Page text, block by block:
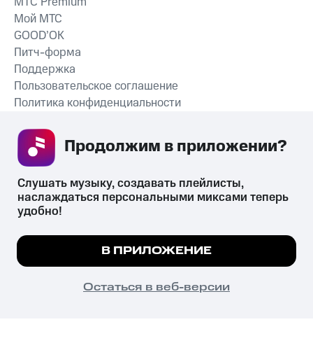
СКАЧАТЬ ПРИЛОЖЕНИЕ
Мой МТС
GOOD’OK
Питч-форма
Поддержка
Пользовательское соглашение
Политика конфиденциальности
психотропных веществ, их аналогов причиняет вред здоровью,
их незаконный оборот запрещён и влечёт установленную
законодательством ответственность.
© 2026 ООО «КИОН».
Все права защищены
Мы используем куки, чтобы на сайте все
Подробнее
ПОНЯТНО
Слушать музыку, создавать плейлисты,
наслаждаться персональными миксами теперь
удобно!
В ПРИЛОЖЕНИЕ
Остаться в веб-версии